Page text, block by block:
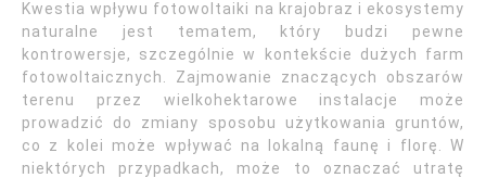
Kwestia wpływu fotowoltaiki na krajobraz i ekosystemy
naturalne jest tematem, który budzi pewne
kontrowersje, szczególnie w kontekście dużych farm
fotowoltaicznych. Zajmowanie znaczących obszarów
terenu przez wielkohektarowe instalacje może
prowadzić do zmiany sposobu użytkowania gruntów,
co z kolei może wpływać na lokalną faunę i florę. W
niektórych przypadkach, może to oznaczać utratę